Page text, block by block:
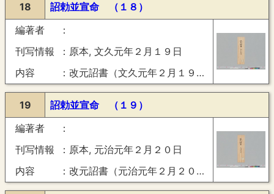
18
詔勅並宣命 （１８）
編著者
刊写情報
原本, 文久元年２月１９日
内容
改元詔書（文久元年２月１９日）
19
詔勅並宣命 （１９）
編著者
刊写情報
原本, 元治元年２月２０日
内容
改元詔書（元治元年２月２０日）